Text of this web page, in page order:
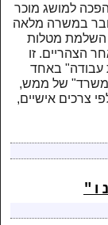
למושג מוכר
במשרה מלאה
השלמת מטלות
הצהריים. זו
עבודה" באחד
של ממש,
צרכים אישיים,